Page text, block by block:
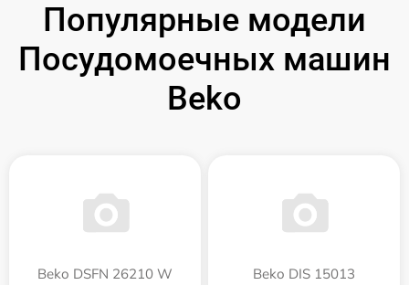
Популярные модели
Посудомоечных машин
Beko
Beko DSFN 26210 W Beko DIS 15013